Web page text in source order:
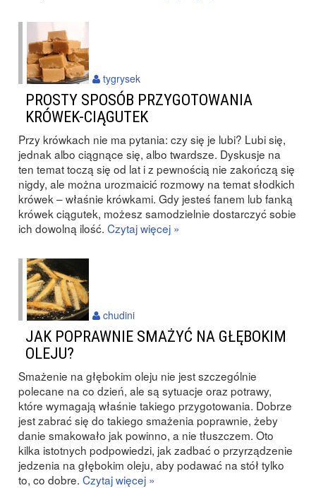
PROSTY SPOSÓB PRZYGOTOWANIA
KRÓWEK-CIĄGUTEK
Przy krówkach nie ma pytania: czy się je lubi? Lubi się,
jednak albo ciągnące się, albo twardsze. Dyskusje na
ten temat toczą się od lat i z pewnością nie zakończą się
nigdy, ale można urozmaicić rozmowy na temat słodkich
krówek – właśnie krówkami. Gdy jesteś fanem lub fanką
krówek ciągutek, możesz samodzielnie dostarczyć sobie
ich dowolną ilość. Czytaj więcej »
tygrysek
JAK POPRAWNIE SMAŻYĆ NA GŁĘBOKIM
OLEJU?
Smażenie na głębokim oleju nie jest szczególnie
polecane na co dzień, ale są sytuacje oraz potrawy,
które wymagają właśnie takiego przygotowania. Dobrze
jest zabrać się do takiego smażenia poprawnie, żeby
danie smakowało jak powinno, a nie tłuszczem. Oto
kilka istotnych podpowiedzi, jak zadbać o przyrządzenie
jedzenia na głębokim oleju, aby podawać na stół tylko
to, co dobre. Czytaj więcej »
chudini